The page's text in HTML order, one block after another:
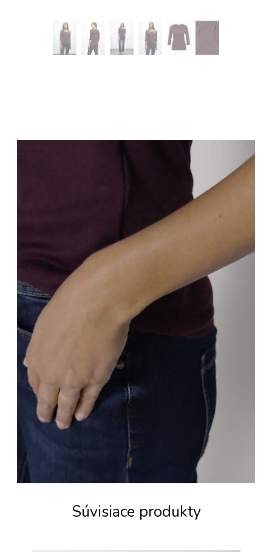
Súvisiace produkty